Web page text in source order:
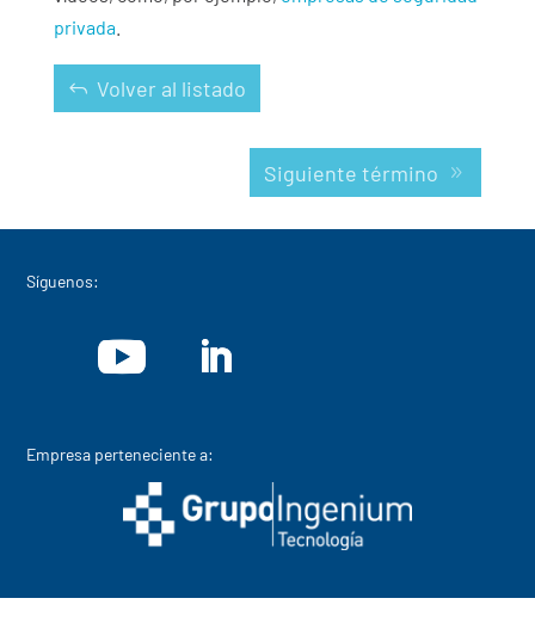
privada.
Volver al listado
Siguiente término
Síguenos:
Empresa perteneciente a: